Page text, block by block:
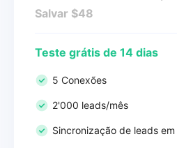
Salvar $48
Teste grátis de 14 dias
5 Conexões
2'000 leads/mês
Sincronização de leads